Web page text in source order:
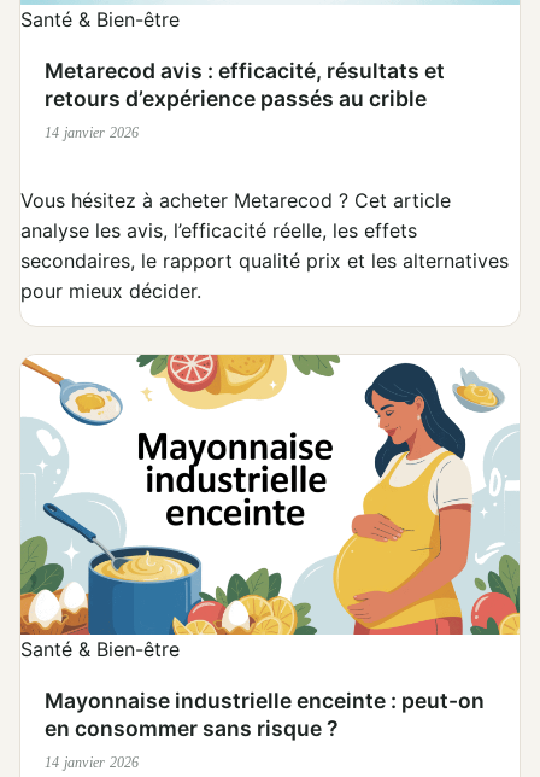
Santé & Bien-être
Metarecod avis : efficacité, résultats et
retours d’expérience passés au crible
14 janvier 2026
Vous hésitez à acheter Metarecod ? Cet article
analyse les avis, l’efficacité réelle, les effets
secondaires, le rapport qualité prix et les alternatives
pour mieux décider.
Santé & Bien-être
Mayonnaise industrielle enceinte : peut-on
en consommer sans risque ?
14 janvier 2026